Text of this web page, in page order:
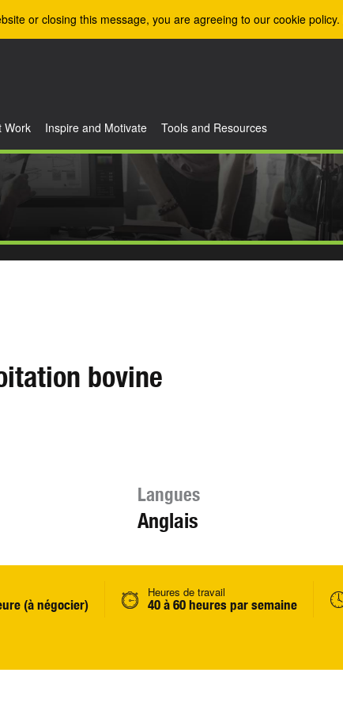
or closing this message, you are agreeing to our cookie policy.
Work Inspire and Motivate Tools and Resources
bovine
Langues
Anglais
(à négocier)
Heures de travail
40 à 60 heures par semaine